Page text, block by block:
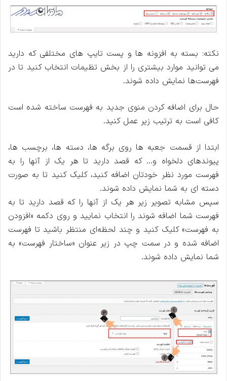
نکته: بسته به افزونه ‌ها و پست ‌تایپ ‌های مختلفی که دارید
می توانید موارد بیشتری را از بخش تظیمات انتخاب کنید تا در
فهرست‌ها نمایش داده شوند.
حال برای اضافه کردن منوی جدید به فهرست ساخته شده است
کافی است به ترتیب زیر عمل کنید.
ابتدا از قسمت جعبه ‌ها روی برگه‌ ها، دسته ‌ها، برچسب ‌ها،
پیوندهای دلخواه و… که قصد دارید تا هر یک از آنها را به
فهرست مورد نظر خودتان اضافه کنید، کلیک کنید تا به صورت
دسته‌ ای به شما نمایش داده شوند.
سپس مشابه تصویر زیر هر یک از آنها را که قصد دارید تا به
فهرست شما اضافه شوند را انتخاب نمایید و روی دکمه «افزودن
به فهرست» کلیک کنید و چند لحظه‌ای منتظر باشید تا فهرست
اضافه شده و در سمت چپ در زیر عنوان «ساختار فهرست» به
شما نمایش داده شوند.